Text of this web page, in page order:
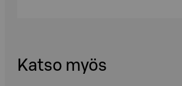
Katso myös